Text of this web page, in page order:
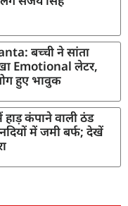
बच्ची ने सांता
Emotional लेटर,
हुए भावुक
कंपाने वाली ठंड
में जमी बर्फ; देखें